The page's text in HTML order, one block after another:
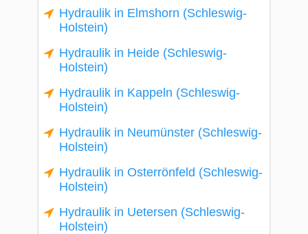
Hydraulik in Elmshorn (Schleswig-
Holstein)
Hydraulik in Heide (Schleswig-
Holstein)
Hydraulik in Kappeln (Schleswig-
Holstein)
Hydraulik in Neumünster (Schleswig-
Holstein)
Hydraulik in Osterrönfeld (Schleswig-
Holstein)
Hydraulik in Uetersen (Schleswig-
Holstein)